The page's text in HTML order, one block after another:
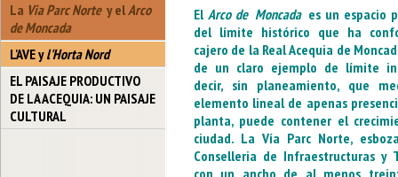
La Via Parc Norte y elArco
de Moncada
L'AVE yl'Horta Nord
EL PAISAJE PRODUCTIVO
DE LA ACEQUIA: UN PAISAJE
CULTURAL
El Arco de Moncada es un espacio
del límite histórico que ha
cajero de la RealAcequia de
de un claro ejemplo de límite
decir, sin planeamiento, que
elemento lineal de apenas
planta, puede contener el
ciudad. La Vía Parc Norte,
Conselleria de Infraestructuras y
con un ancho de al menos